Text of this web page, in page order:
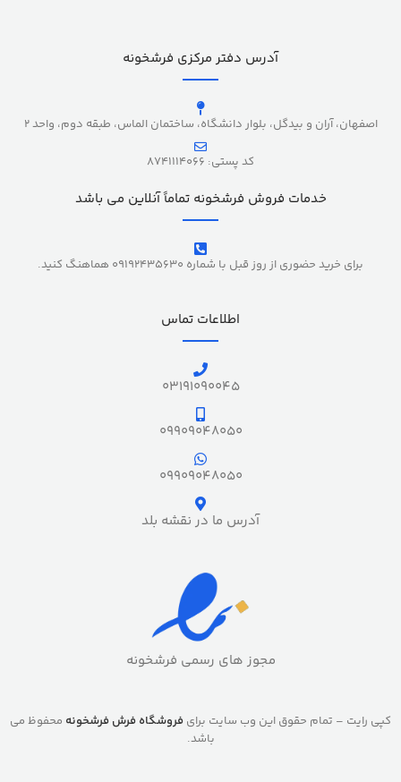
آدرس دفتر مرکزی فرشخونه
اصفهان، آران و بیدگل، بلوار دانشگاه، ساختمان الماس، طبقه دوم، واحد 2
کد پستی: 8741114066
خدمات فروش فرشخونه تماماً آنلاین می باشد
برای خرید حضوری از روز قبل با شماره 09192435630 هماهنگ کنید.
اطلاعات تماس
03191090045
09909048050
09909048050
آدرس ما در نقشه بلد
مجوز های رسمی فرشخونه
کپی رایت – تمام حقوق این وب سایت برای فروشگاه فرش فرشخونه محفوظ می
باشد.